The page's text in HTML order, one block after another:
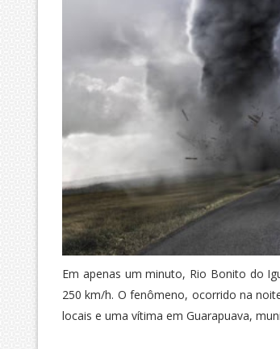
Em apenas um minuto, Rio Bonito do
250 km/h. O fenômeno, ocorrido na
locais e uma vítima em Guarapuava,